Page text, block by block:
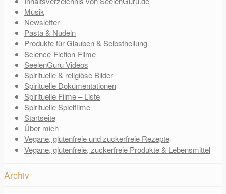
Musik
Newsletter
Pasta & Nudeln
Produkte für Glauben & Selbstheilung
Science-Fiction-Filme
SeelenGuru Videos
Spirituelle & religiöse Bilder
Spirituelle Dokumentationen
Spirituelle Filme – Liste
Spirituelle Spielfilme
Startseite
Über mich
Vegane, glutenfreie und zuckerfreie Rezepte
Vegane, glutenfreie, zuckerfreie Produkte & Lebensmittel
Archiv